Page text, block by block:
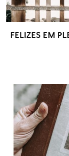
FELIZES EM